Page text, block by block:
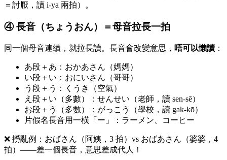
＝討厭，讀 i-ya 兩拍）。
④ 長音（ちょうおん）＝母音拉長一拍
同一個母音連續，就拉長讀。長音會改變意思， 唔可以懶讀 ：
あ段＋あ：おかあさん（媽媽）
い段＋い：おにいさん（哥哥）
う段＋う：くうき（空氣）
え段＋い（多數）：せんせい（老師，讀 sen-sē）
お段＋う（多數）：がっこう（學校，讀 gak-kō）
片假名長音用一橫「ー」：ラーメン、コーヒー
❌ 撈亂例：おばさん（阿姨，3 拍）vs おばあさん（婆婆，4
拍）——差一個長音，意思差成代人！